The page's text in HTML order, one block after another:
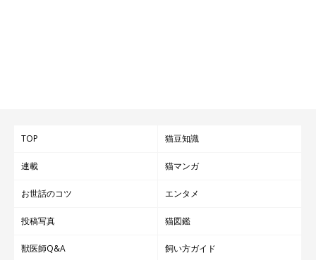
TOP 猫豆知識
連載 猫マンガ
お世話のコツ エンタメ
投稿写真 猫図鑑
獣医師Q&A 飼い方ガイド